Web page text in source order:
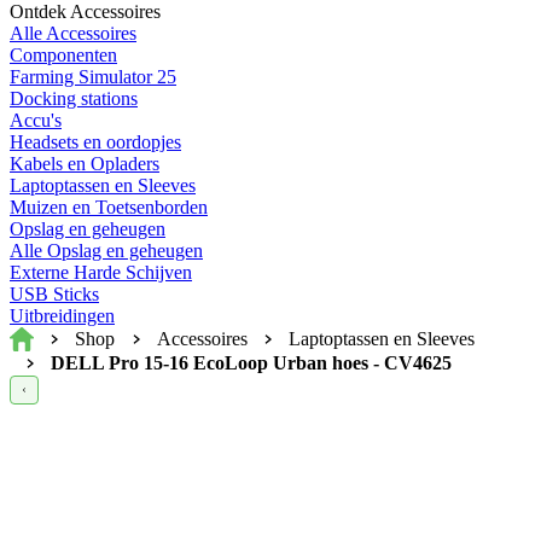
Ontdek Accessoires
Alle Accessoires
Componenten
Farming Simulator 25
Docking stations
Accu's
Headsets en oordopjes
Kabels en Opladers
Laptoptassen en Sleeves
Muizen en Toetsenborden
Opslag en geheugen
Alle Opslag en geheugen
Externe Harde Schijven
USB Sticks
Uitbreidingen
Home
Shop Accessoires
Laptoptassen en Sleeves
DELL Pro 15-16 EcoLoop Urban hoes - CV4625